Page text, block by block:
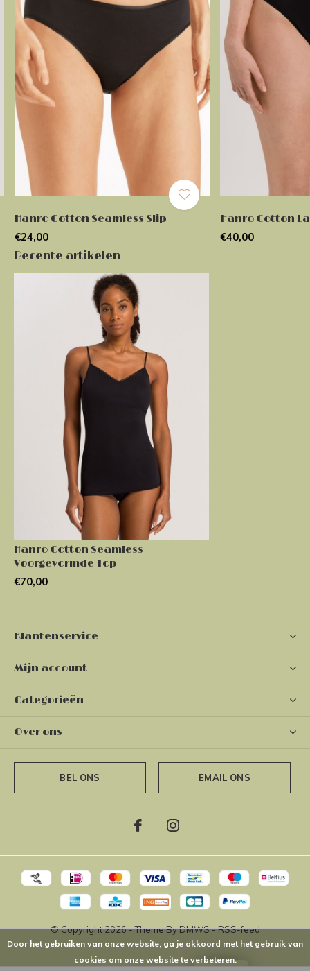
Hanro Cotton Seamless Slip
€24,00
Hanro Cotton
€40,00
Recente artikelen
Hanro Cotton Seamless
Voorgevormde Top
€70,00
Klantenservice
Mijn account
Categorieën
Over ons
BEL ONS EMAIL ONS
© Copyright2026- Theme ByDMWS-RSS-feed
Door het gebruiken van onze website, ga je akkoord met het gebruik van
cookies om onze website te verbeteren.